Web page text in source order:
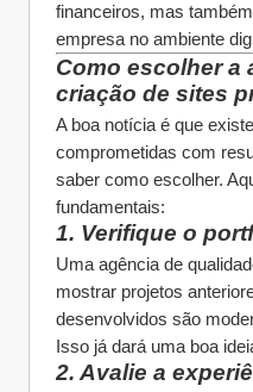
financeiros, mas
empresa no ambiente
Como escolher a
criação de sites
A boa notícia é que
comprometidas com
saber como escolher.
fundamentais:
1. Verifique o
Uma agência de
mostrar projetos
desenvolvidos são
Isso já dará uma boa
2. Avalie a